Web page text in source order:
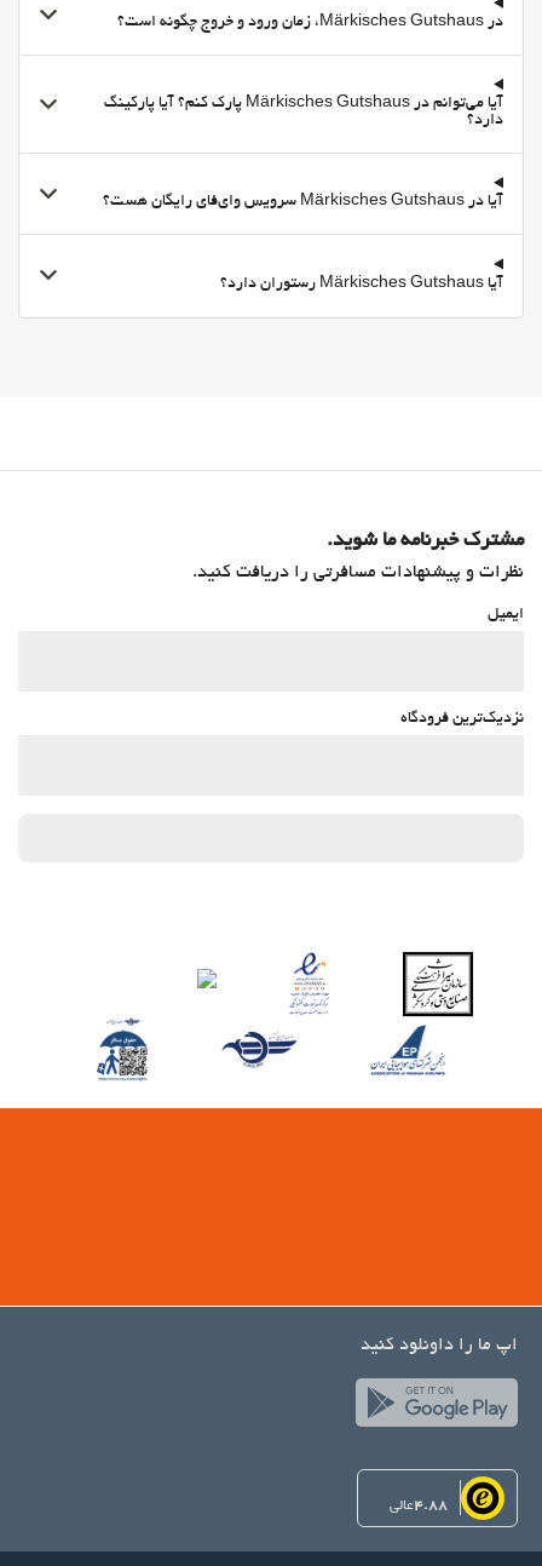
اینترنت
وای-فای
وای‌فای رایگان
رختشویی
در Märkisches Gutshaus، زمان ورود و خروج چگونه است؟
آیا می‌توانم در Märkisches Gutshaus پارک کنم؟ آیا پارکینگ
دارد؟
آیا در Märkisches Gutshaus سرویس وای‌فای رایگان هست؟
آیا Märkisches Gutshaus رستوران دارد؟
مشترک خبرنامه ما شوید.
نظرات و پیشنهادات مسافرتی را دریافت کنید.
ایمیل
نزدیک‌ترین فرودگاه
اپ ما را داونلود کنید
4.88عالی